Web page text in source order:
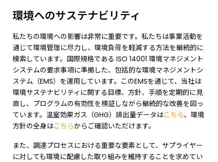
環境へのサステナビリティ
私たちの環境への影響は非常に重要です。私たちは事業活動を
通じて環境管理に尽力し、環境負荷を軽減する方法を継続的に
模索しています。国際規格である ISO 14001 環境マネジメント
システムの要求事項に準拠した、包括的な環境マネジメントシ
ステム（EMS）を運用しています。このEMSを通じて、当社は
環境サステナビリティに関する目標、方針、手順を定期的に見
直し、プログラムの有効性を検証しながら継続的な改善を図っ
ています。温室効果ガス（GHG）排出量データはこちら、環境
方針の全身はこちらからご確認いただけます。
また、調達プロセスにおける重要な要素として、サプライヤー
に対しても環境に配慮した取り組みを維持することを求めてい